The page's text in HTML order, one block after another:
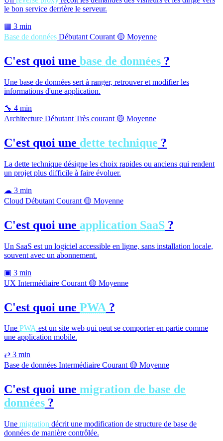
le bon service derrière le serveur.
▦ 3 min
Base de données Débutant Courant 🟡 Moyenne
C'est quoi une base de données ?
Une base de données sert à ranger, retrouver et modifier les
informations d'une application.
🔧 4 min
Architecture Débutant Très courant 🟡 Moyenne
C'est quoi une dette technique ?
La dette technique désigne les choix rapides ou anciens qui rendent
un projet plus difficile à faire évoluer.
☁ 3 min
Cloud Débutant Courant 🟡 Moyenne
C'est quoi une application SaaS ?
Un SaaS est un logiciel accessible en ligne, sans installation locale,
souvent avec un abonnement.
▣ 3 min
UX Intermédiaire Courant 🟡 Moyenne
C'est quoi une PWA ?
Une PWA est un site web qui peut se comporter en partie comme
une application mobile.
⇄ 3 min
Base de données Intermédiaire Courant 🟡 Moyenne
C'est quoi une migration de base de
données ?
Une migration décrit une modification de structure de base de
données de manière contrôlée.